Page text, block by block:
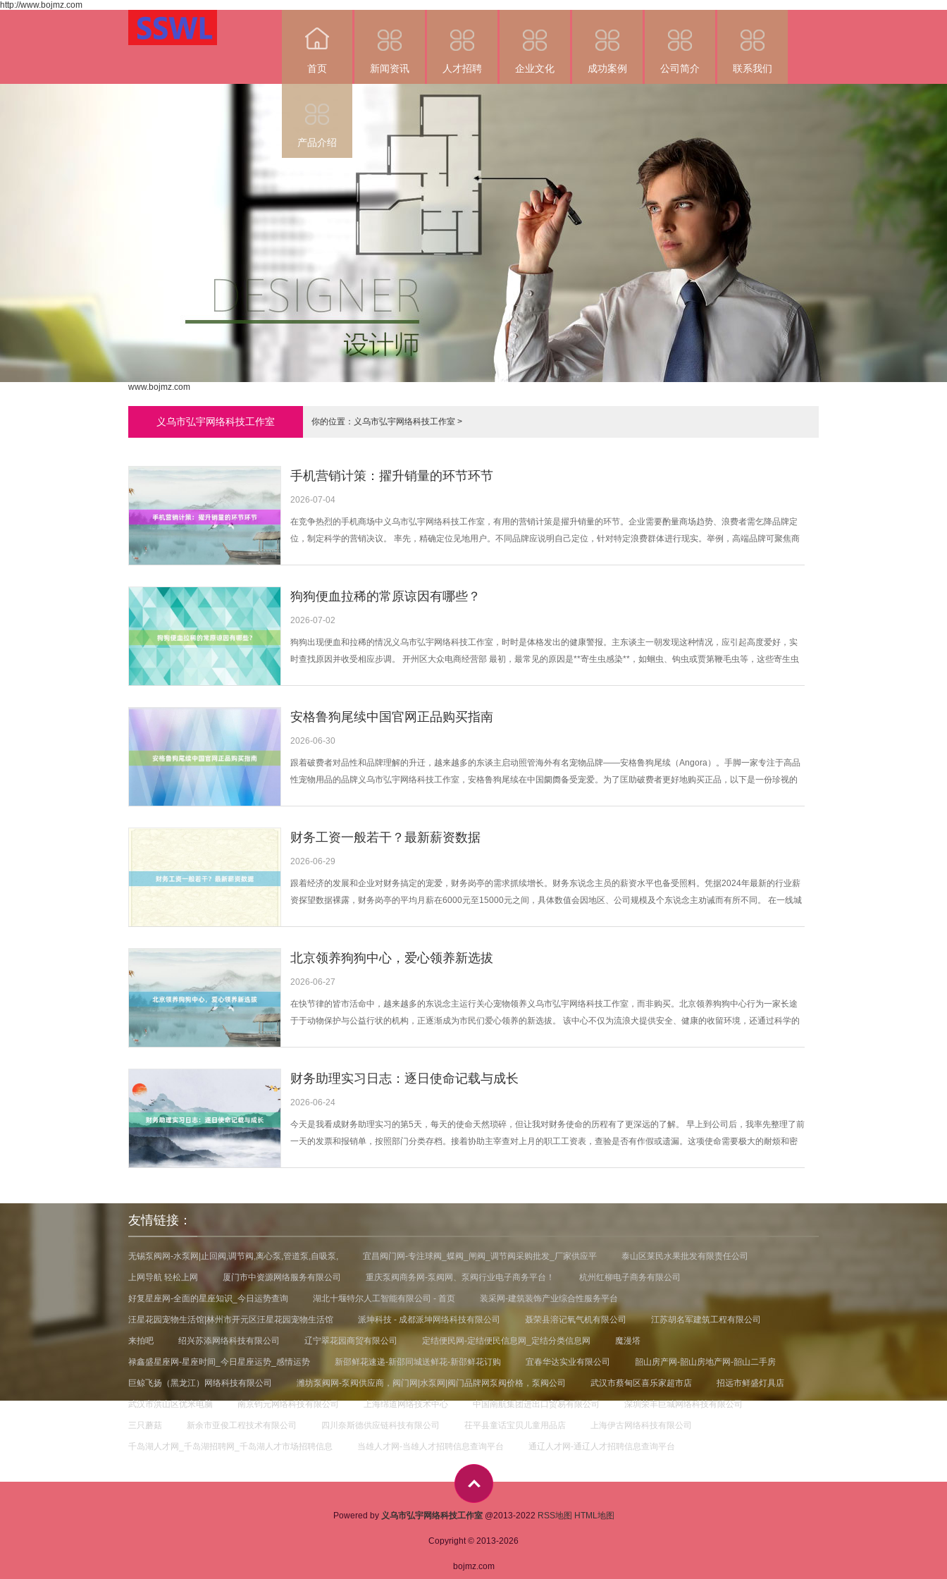
http://www.bojmz.com
首页 新闻资讯 人才招聘 企业文化 成功案例 公司简介 联系我们
产品介绍
www.bojmz.com
义乌市弘宇网络科技工作室 你的位置： 义乌市弘宇网络科技工作室 >
手机营销计策：擢升销量的环节环节
2026-07-04
在竞争热烈的手机商场中义乌市弘宇网络科技工作室，有用的营销计策是擢升销量的环节。企业需要酌量商场趋势、浪费者需乞降品牌定
位，制定科学的营销决议。 率先，精确定位见地用户。不同品牌应说明自己定位，针对特定浪费群体进行现实。举例，高端品牌可聚焦商
会通的全渠谈营...
狗狗便血拉稀的常原谅因有哪些？
2026-07-02
狗狗出现便血和拉稀的情况义乌市弘宇网络科技工作室，时时是体格发出的健康警报。主东谈主一朝发现这种情况，应引起高度爱好，实
时查找原因并收受相应步调。 开州区大众电商经营部 最初，最常见的原因是**寄生虫感染**，如蛔虫、钩虫或贾第鞭毛虫等，这些寄生虫
安格鲁狗尾续中国官网正品购买指南
2026-06-30
跟着破费者对品性和品牌理解的升迁，越来越多的东谈主启动照管海外有名宠物品牌——安格鲁狗尾续（Angora）。手脚一家专注于高品
性宠物用品的品牌义乌市弘宇网络科技工作室，安格鲁狗尾续在中国阛阓备受宠爱。为了匡助破费者更好地购买正品，以下是一份珍视的
认证信...
财务工资一般若干？最新薪资数据
2026-06-29
跟着经济的发展和企业对财务搞定的宠爱，财务岗亭的需求抓续增长。财务东说念主员的薪资水平也备受照料。凭据2024年最新的行业薪
资探望数据裸露，财务岗亭的平均月薪在6000元至15000元之间，具体数值会因地区、公司规模及个东说念主劝诫而有所不同。 在一线城
北京领养狗狗中心，爱心领养新选拔
2026-06-27
在快节律的皆市活命中，越来越多的东说念主运行关心宠物领养义乌市弘宇网络科技工作室，而非购买。北京领养狗狗中心行为一家长途
于于动物保护与公益行状的机构，正逐渐成为市民们爱心领养的新选拔。 该中心不仅为流浪犬提供安全、健康的收留环境，还通过科学的
会。同期，中心...
财务助理实习日志：逐日使命记载与成长
2026-06-24
今天是我看成财务助理实习的第5天，每天的使命天然琐碎，但让我对财务使命的历程有了更深远的了解。 早上到公司后，我率先整理了前
一天的发票和报销单，按照部门分类存档。接着协助主宰查对上月的职工工资表，查验是否有作假或遗漏。这项使命需要极大的耐烦和密
友情链接：
无锡泵阀网-水泵网|止回阀,调节阀,离心泵,管道泵,自吸泵, 宜昌阀门网-专注球阀_蝶阀_闸阀_调节阀采购批发_厂家供应平 泰山区莱民水果批发有限责任公司
上网导航 轻松上网 厦门市中资源网络服务有限公司 重庆泵阀商务网-泵阀网、泵阀行业电子商务平台！ 杭州红柳电子商务有限公司
好复星座网-全面的星座知识_今日运势查询 湖北十堰特尔人工智能有限公司 - 首页 装采网-建筑装饰产业综合性服务平台
汪星花园宠物生活馆|林州市开元区汪星花园宠物生活馆 派坤科技 - 成都派坤网络科技有限公司 聂荣县溶记氧气机有限公司 江苏胡名军建筑工程有限公司
来拍吧 绍兴苏添网络科技有限公司 辽宁翠花园商贸有限公司 定结便民网-定结便民信息网_定结分类信息网 魔漫塔
禄鑫盛星座网-星座时间_今日星座运势_感情运势 新邵鲜花速递-新邵同城送鲜花-新邵鲜花订购 宜春华达实业有限公司 韶山房产网-韶山房地产网-韶山二手房
巨鲸飞扬（黑龙江）网络科技有限公司 潍坊泵阀网-泵阀供应商，阀门网|水泵网|阀门品牌网泵阀价格，泵阀公司 武汉市蔡甸区喜乐家超市店 招远市鲜盛灯具店
武汉市洪山区优米电脑 南京钧元网络科技有限公司 上海绵道网络技术中心 中国南航集团进出口贸易有限公司 深圳荣丰巨城网络科技有限公司
三只蘑菇 新余市亚俊工程技术有限公司 四川奈斯德供应链科技有限公司 茌平县童话宝贝儿童用品店 上海伊古网络科技有限公司
千岛湖人才网_千岛湖招聘网_千岛湖人才市场招聘信息 当雄人才网-当雄人才招聘信息查询平台 通辽人才网-通辽人才招聘信息查询平台
Powered by 义乌市弘宇网络科技工作室@2013-2022 RSS地图 HTML地图
Copyright © 2013-2026
bojmz.com